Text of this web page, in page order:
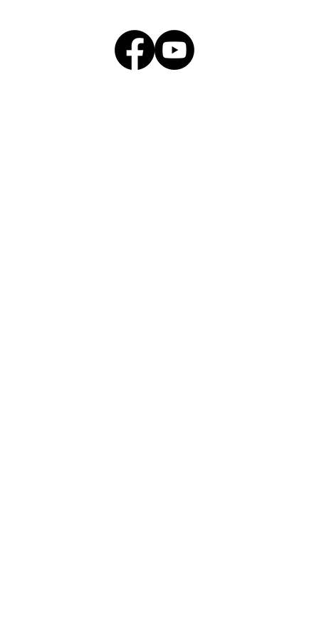
【公告】第六屆未來素養學堂｜獎勵嘉年